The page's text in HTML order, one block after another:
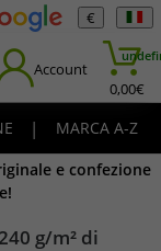
€
Account
0,00€
|
MARCA A-Z
e confezione
g/m² di